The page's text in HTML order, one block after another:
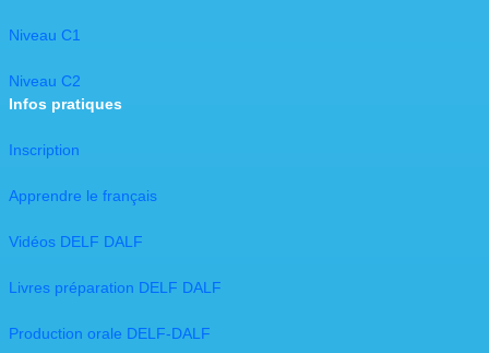
Niveau C1
​Niveau C2​
Infos pratiques
Inscription
Apprendre le français
Vidéos DELF DALF
Livres préparation DELF DALF
Production orale DELF-DALF